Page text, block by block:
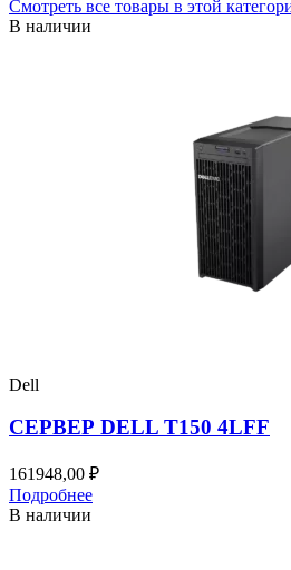
Смотреть все товары в этой
В наличии
Dell
СЕРВЕР DELL T150 4LFF
161948,00 ₽
Подробнее
В наличии